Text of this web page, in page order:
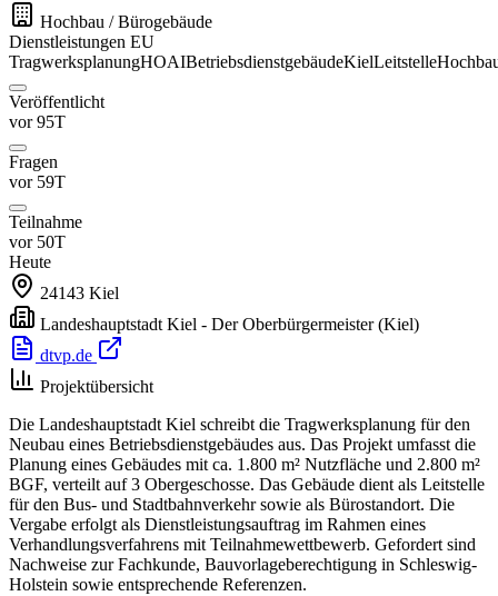
Hochbau / Bürogebäude
Dienstleistungen EU
TragwerksplanungHOAIBetriebsdienstgebäudeKielLeitstelle
Veröffentlicht
vor 95T
Fragen
vor 59T
Teilnahme
vor 50T
Heute
24143 Kiel
Landeshauptstadt Kiel - Der Oberbürgermeister (Kiel)
dtvp.de
Projektübersicht
Die Landeshauptstadt Kiel schreibt die Tragwerksplanung für den
Neubau eines Betriebsdienstgebäudes aus. Das Projekt umfasst die
Planung eines Gebäudes mit ca. 1.800 m² Nutzfläche und 2.800 m²
BGF, verteilt auf 3 Obergeschosse. Das Gebäude dient als Leitstelle
für den Bus- und Stadtbahnverkehr sowie als Bürostandort. Die
Vergabe erfolgt als Dienstleistungsauftrag im Rahmen eines
Verhandlungsverfahrens mit Teilnahmewettbewerb. Gefordert sind
Nachweise zur Fachkunde, Bauvorlageberechtigung in Schleswig-
Holstein sowie entsprechende Referenzen.